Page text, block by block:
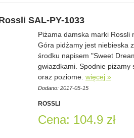
SAL-PY-1033
Piżama damska marki Rossli
Góra pidżamy jest niebieska
środku napisem "Sweet
gwiazdkami. Spodnie piżamy
oraz poziome. więcej »
Dodano: 2017-05-15
ROSSLI
Cena: 104.9 zł